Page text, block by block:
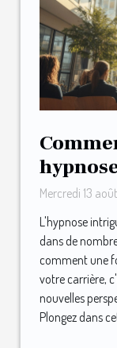
votre
Mercredi 13
L'hypnose
dans de
comment une
votre carrière,
nouvelles
Plongez dans